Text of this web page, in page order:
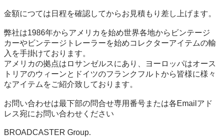
金額につては日程を確認してからお見積もり差し上げます。
弊社は1986年からアメリカを始め世界各地からビンテージ
カーやビンテージトレーラーを始めコレクターアイテムの輸
入を手掛けております。
アメリカの拠点はロサンゼルスにあり、ヨーロッパはオース
トリアのウィーンとドイツのフランクフルトから皆様に様々
なアイテムをご紹介致しております。
お問い合わせは最下部の問合せ専用番号または各Emailアド
レス宛にお問い合わせください
BROADCASTER Group.